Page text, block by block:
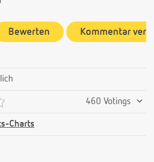
Bewerten Kommentar
460 Votings
Charts